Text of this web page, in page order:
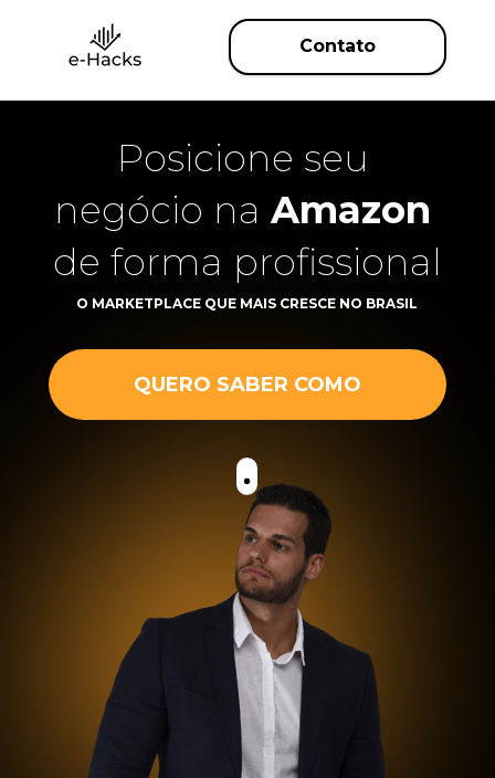
Contato
Posicione seu
negócio na Amazon
de forma profissional
O MARKETPLACE QUE MAIS CRESCE NO BRASIL
QUERO SABER COMO